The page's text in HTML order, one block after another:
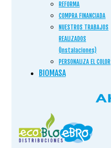
REFORMA
COMPRA FINANCIADA
NUESTROS TRABAJOS
REALIZADOS
(Instalaciones)
PERSONALIZA EL COLOR
BIOMASA